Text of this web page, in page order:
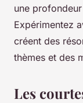
une
Expérimentez
créent des
thèmes et des
Les